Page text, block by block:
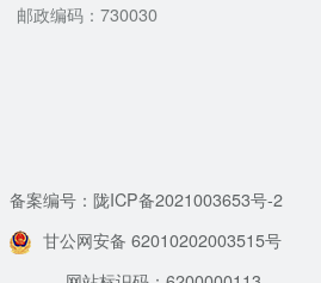
邮政编码：730030
备案编号：陇ICP备2021003653号-2
甘公网安备 62010202003515号